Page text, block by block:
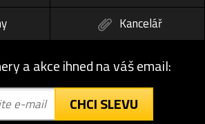
Kancelář
a akce ihned na váš email:
CHCI SLEVU